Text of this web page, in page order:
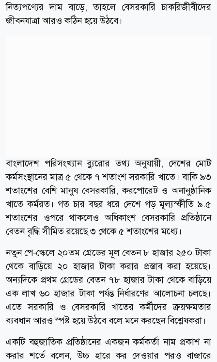
নিত্যপণ্যের দাম বাড়ে, তাহলে বেসরকারি চাকরিজীবীদের
জীবনযাত্রা আরও কঠিন হয়ে উঠবে।
বাংলাদেশ পরিসংখ্যান ব্যুরোর তথ্য অনুযায়ী, দেশের মোট
কর্মসংস্থানের মাত্র ৫ থেকে ৭ শতাংশ সরকারি খাতে। বাকি ৯৩
শতাংশের বেশি মানুষ বেসরকারি, করপোরেট ও অনানুষ্ঠানিক
খাতে কর্মরত। গত চার বছর ধরে দেশে গড় মূল্যস্ফীতি ৯.৫
শতাংশের ওপরে থাকলেও অধিকাংশ বেসরকারি প্রতিষ্ঠানে
বেতন বৃদ্ধি সীমিত রয়েছে ৩ থেকে ৫ শতাংশের মধ্যে।
নতুন পে-স্কেলে ২০তম গ্রেডের মূল বেতন ৮ হাজার ২৫০ টাকা
থেকে বাড়িয়ে ২০ হাজার টাকা করার প্রস্তাব করা হয়েছে।
অন্যদিকে প্রথম গ্রেডের বেতন ৭৮ হাজার টাকা থেকে বাড়িয়ে
এক লাখ ৬০ হাজার টাকা পর্যন্ত নির্ধারণের আলোচনা চলছে।
এতে সরকারি ও বেসরকারি খাতের কর্মীদের ক্রয়ক্ষমতার
ব্যবধান আরও স্পষ্ট হয়ে উঠবে বলে মনে করছেন বিশ্লেষকরা।
একটি বহুজাতিক প্রতিষ্ঠানের একজন কর্মকর্তা নাম প্রকাশ না
করার শর্তে বলেন, উচ্চ হারে কর দেওয়ার পরও বাজারে